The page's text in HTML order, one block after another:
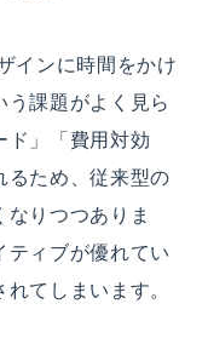
インに時間をかけ
う課題がよく見ら
ド」「費用対効
るため、従来型の
りつつありま
ティブが優れてい
てしまいます。